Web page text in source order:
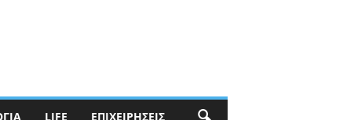
LIFE ΕΠΙΧΕΙΡΉΣΕΙΣ